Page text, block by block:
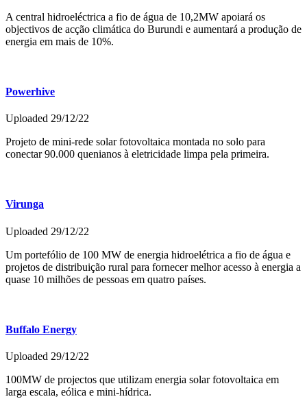
A central hidroeléctrica a fio de água de 10,2MW apoiará os
objectivos de acção climática do Burundi e aumentará a produção de
energia em mais de 10%.
Powerhive
Uploaded 29/12/22
Projeto de mini-rede solar fotovoltaica montada no solo para
conectar 90.000 quenianos à eletricidade limpa pela primeira.
Virunga
Uploaded 29/12/22
Um portefólio de 100 MW de energia hidroelétrica a fio de água e
projetos de distribuição rural para fornecer melhor acesso à energia a
quase 10 milhões de pessoas em quatro países.
Buffalo Energy
Uploaded 29/12/22
100MW de projectos que utilizam energia solar fotovoltaica em
larga escala, eólica e mini-hídrica.